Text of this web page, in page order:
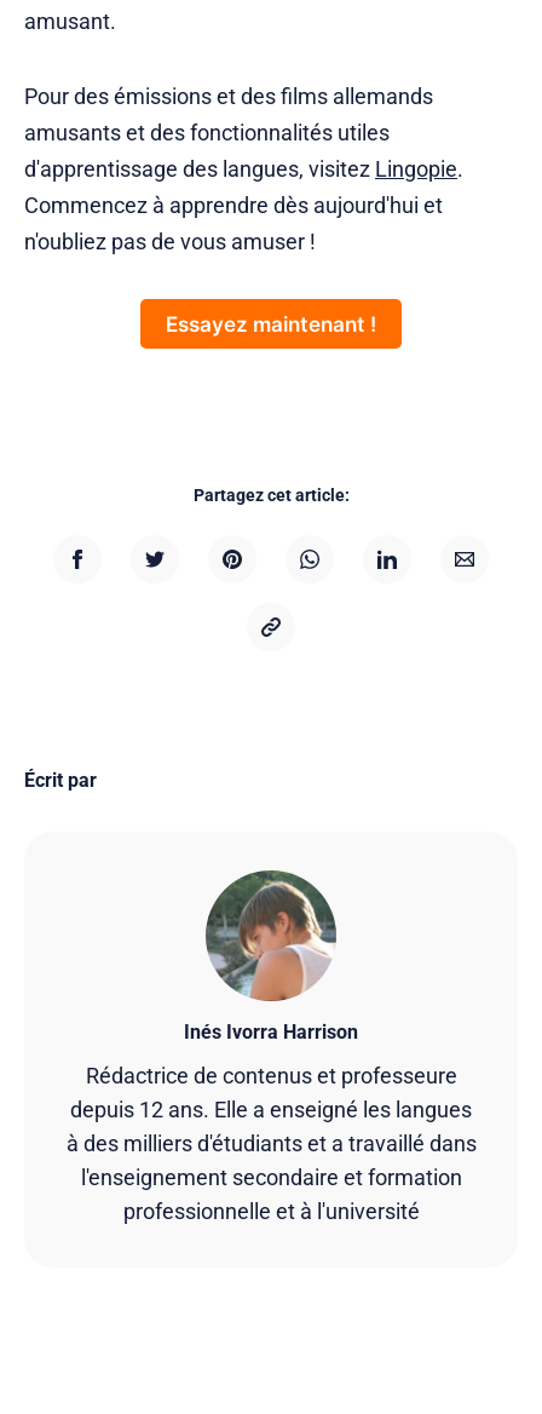
amusant.
Pour des émissions et des films allemands
amusants et des fonctionnalités utiles
d'apprentissage des langues, visitez Lingopie.
Commencez à apprendre dès aujourd'hui et
n'oubliez pas de vous amuser !
Essayez maintenant !
Partagez cet article:
Écrit par
Inés Ivorra Harrison
Rédactrice de contenus et professeure
depuis 12 ans. Elle a enseigné les langues
à des milliers d'étudiants et a travaillé dans
l'enseignement secondaire et formation
professionnelle et à l'université